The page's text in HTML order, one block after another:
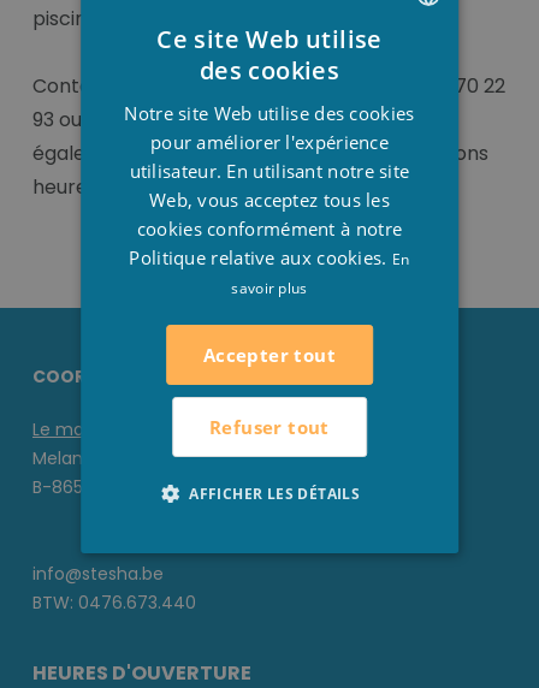
piscine de vos rêves?
Contactez-nous par téléphone au +32(0)51/70 22
93 ou par mail:info@stesha.fr, vous pouvez
également passer à notre magasin, nous serons
heureux de vous aider.
COORDONNÉES STESHA
Le magasin
Melanedreef 6 D
B-8650 Houthulst
info@stesha.be
BTW: 0476.673.440
HEURES D'OUVERTURE
ENGLISH
Ce site Web utilise
des cookies
Notre site Web utilise des cookies
pour améliorer l'expérience
utilisateur. En utilisant notre site
Web, vous acceptez tous les
cookies conformément à notre
Politique relative aux cookies. En
savoir plus
Accepter tout
Refuser tout
AFFICHER LES DÉTAILS